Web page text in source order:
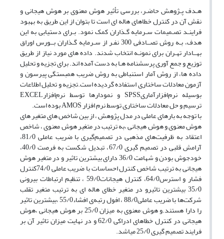
هـدف پـژوهش حاضـر، بررسی تأثیر هوش معنوی بر هوش هیجانی و
نقش آن در کنترل خطاهای هاله ای است تا بتوان از این طریق به بهبود
فراینـد تصـمیمات سـرمایه گـذاران کمک نمود. بـرای دستیابی به این
هدف، بـه روش تصــادفی 300 نفـر از سـرمایه گـذاران بــورس اوراق
بهــادار تهـران برای نمونـه انتخاب شدند. داده های مورد نیاز از طریق
توزیع و جمع آوری پرسشنامه هـا به دست آمده اند. برای تجزیه و تحلیل
داده ها، از روش آمار استنباطی به روش ضریب همبستگی پیرسون و
آزمون معادلات ساختاری استفاده گردیده است.تجزیه و تحلیل اطلاعات
بوسیله نرم‌افزارآماریSPSS و نمودارها توسط نرم‌افزارEXCEL
ترسیم و حل معادلات ساختاری توسط نرم افزار AMOS بوده است.
با توجه به بارهای عاملی در مدل پژوهش ، از بین شاخص های متغیر های
هوش معنوی و هوش هیجانی ،به ترتیب در متغیر هوش معنوی ، شاخص
اعتقاد به ظرفیت‌های مذهبی در تصمیم‌گیری با ضریب عاملی 81/0،
آرامش قلبی در تصمیم گیری 67/0، تبدیل شکست به فرصت 40/0،
خودجوش بودن و شهامت 36/0 دارای بیشترین تاثیر و در متغیر هوش
هیجانی به ترتیب شاخص کنترل احساسات با ضریب عاملی 74/0کنترل
فشار و استرس64/0، کنترل هیجانات59/0 ، تنظیم ارتباطات بیرونی
35/0 بیشترین تاثیرو در متغیر خطای هاله ای به ترتیب متغیر تقلب
شرکت‌ها با ضریب عاملی88/0 ، افول رتبه‌ی افشاء55/0 ،بیشترین تاثیر
را دارا هستند.و هوش معنوی به میزان 25/0 بر هوش هیجانی ،هوش
هیجانی در کنترل خطاهای ادراکی 62/0 و در نهایت میزان تاثیر آن بر
فرایند تصمیم گیری 25/0 میاشد.